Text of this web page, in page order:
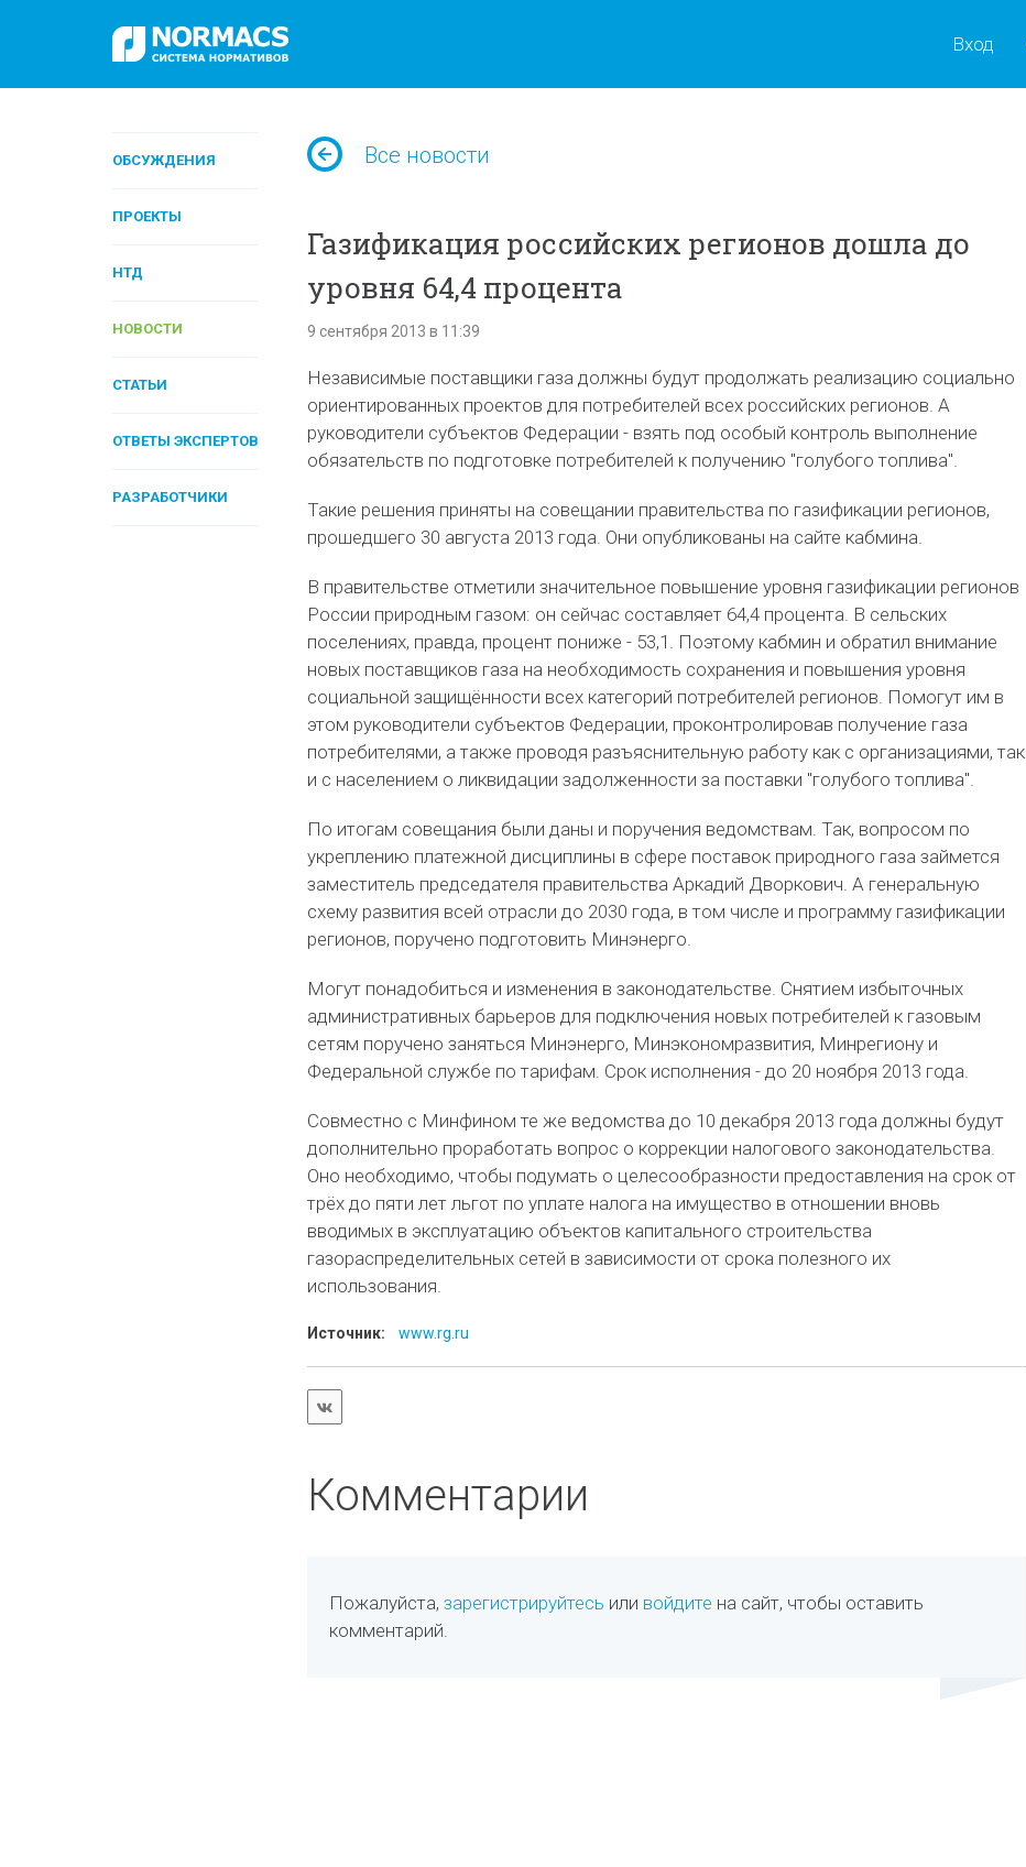
Вход
ОБСУЖДЕНИЯ
ПРОЕКТЫ
НТД
НОВОСТИ
СТАТЬИ
ОТВЕТЫ ЭКСПЕРТОВ
РАЗРАБОТЧИКИ
Все новости
Газификация российских регионов дошла до
уровня 64,4 процента
9 сентября 2013 в 11:39
Независимые поставщики газа должны будут продолжать реализацию социально
ориентированных проектов для потребителей всех российских регионов. А
руководители субъектов Федерации - взять под особый контроль выполнение
обязательств по подготовке потребителей к получению "голубого топлива".
Такие решения приняты на совещании правительства по газификации регионов,
прошедшего 30 августа 2013 года. Они опубликованы на сайте кабмина.
В правительстве отметили значительное повышение уровня газификации регионов
России природным газом: он сейчас составляет 64,4 процента. В сельских
поселениях, правда, процент пониже - 53,1. Поэтому кабмин и обратил внимание
новых поставщиков газа на необходимость сохранения и повышения уровня
социальной защищённости всех категорий потребителей регионов. Помогут им в
этом руководители субъектов Федерации, проконтролировав получение газа
потребителями, а также проводя разъяснительную работу как с организациями, так
и с населением о ликвидации задолженности за поставки "голубого топлива".
По итогам совещания были даны и поручения ведомствам. Так, вопросом по
укреплению платежной дисциплины в сфере поставок природного газа займется
заместитель председателя правительства Аркадий Дворкович. А генеральную
схему развития всей отрасли до 2030 года, в том числе и программу газификации
регионов, поручено подготовить Минэнерго.
Могут понадобиться и изменения в законодательстве. Снятием избыточных
административных барьеров для подключения новых потребителей к газовым
сетям поручено заняться Минэнерго, Минэкономразвития, Минрегиону и
Федеральной службе по тарифам. Срок исполнения - до 20 ноября 2013 года.
Совместно с Минфином те же ведомства до 10 декабря 2013 года должны будут
дополнительно проработать вопрос о коррекции налогового законодательства.
Оно необходимо, чтобы подумать о целесообразности предоставления на срок от
трёх до пяти лет льгот по уплате налога на имущество в отношении вновь
вводимых в эксплуатацию объектов капитального строительства
газораспределительных сетей в зависимости от срока полезного их
использования.
Источник: www.rg.ru
Комментарии
Пожалуйста, зарегистрируйтесь или войдите на сайт, чтобы оставить
комментарий.